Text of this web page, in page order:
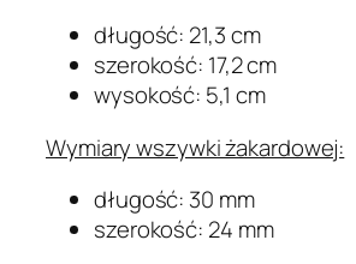
długość: 21,3 cm
szerokość: 17,2 cm
wysokość: 5,1 cm
Wymiary wszywki żakardowej:
długość: 30 mm
szerokość: 24 mm